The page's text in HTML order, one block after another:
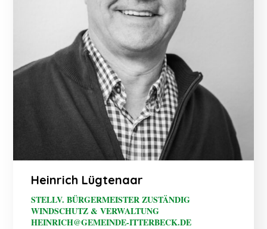
Heinrich Lügtenaar
STELLV. BÜRGERMEISTER ZUSTÄNDIG
WINDSCHUTZ & VERWALTUNG
HEINRICH@GEMEINDE-ITTERBECK.DE